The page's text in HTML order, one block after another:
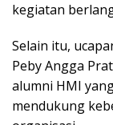
kegiatan
Selain itu,
Peby Angga
alumni HMI
mendukung